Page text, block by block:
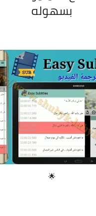
معلومات عامةبسهوله
🌟